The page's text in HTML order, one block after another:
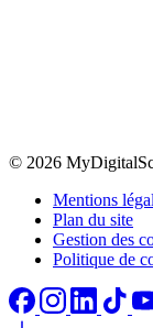
© 2026
Mentions
Plan du site
Gestion des
Politique de